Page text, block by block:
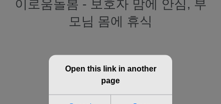
이로움돌봄 - 보호자 맘에 안심, 부
모님 몸에 휴식